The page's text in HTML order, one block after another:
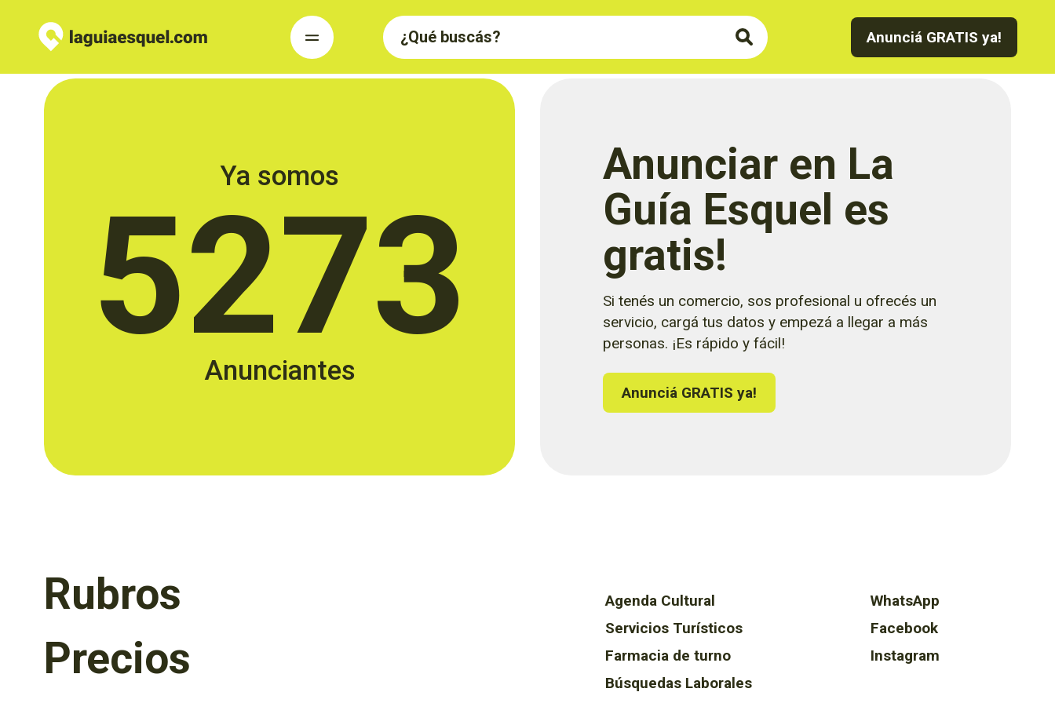
Anunciá GRATIS ya!
Ya somos
5273
Anunciantes
Anunciar en La
Guía Esquel es
gratis!
Si tenés un comercio, sos profesional u ofrecés un
servicio, cargá tus datos y empezá a llegar a más
personas. ¡Es rápido y fácil!
Anunciá GRATIS ya!
Rubros
Precios
Agenda Cultural
Servicios Turísticos
Farmacia de turno
Búsquedas Laborales
WhatsApp
Facebook
Instagram